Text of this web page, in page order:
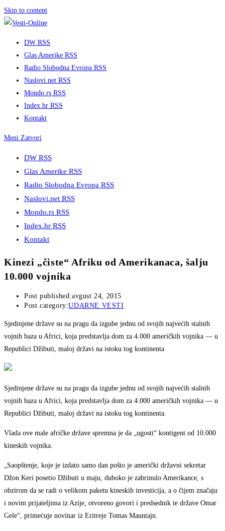
Skip to content
DW RSS
Glas Amerike RSS
Radio Slobodna Evropa RSS
Naslovi.net RSS
Mondo.rs RSS
Index.hr RSS
Kontakt
Meni Zatvori
DW RSS
Glas Amerike RSS
Radio Slobodna Evropa RSS
Naslovi.net RSS
Mondo.rs RSS
Index.hr RSS
Kontakt
Kinezi „čiste“ Afriku od Amerikanaca, šalju
10.000 vojnika
Post published:avgust 24, 2015
Post category:UDARNE VESTI
Sjedinjene države su na pragu da izgube jednu od svojih najvećih stalnih
vojnih baza u Africi, koja predstavlja dom za 4.000 američkih vojnika — u
Republici Džibuti, maloj državi na istoku tog kontinenta
Sjedinjene države su na pragu da izgube jednu od svojih najvećih stalnih
vojnih baza u Africi, koja predstavlja dom za 4.000 američkih vojnika — u
Republici Džibuti, maloj državi na istoku tog kontinenta.
Vlada ove male afričke države spremna je da „ugosti“ kontigent od 10.000
kineskih vojnika.
„Saopštenje, koje je izdato samo dan pošto je američki državni sekretar
Džon Keri posetio Džibuti u maju, duboko je zabrinulo Amerikance, s
obzirom da se radi o velikom paketu kineskih investicija, a o čijem značaju
i novim prijateljima iz Azije, otvoreno govori i predsednik te države Omar
Gele“, primećuje novinar iz Eritreje Tomas Mauntajn.